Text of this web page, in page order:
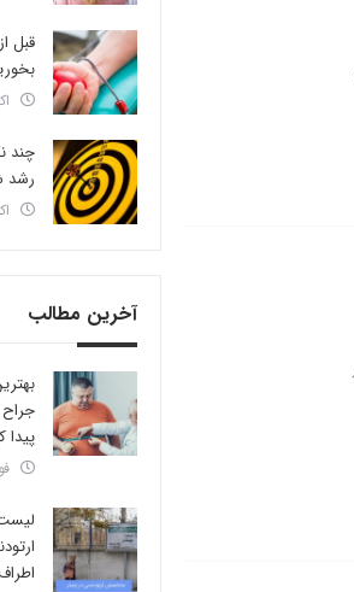
قبل
چند
آخرین مطالب
پیدا